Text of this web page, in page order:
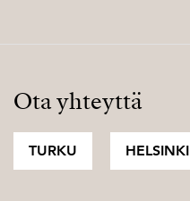
Ota yhteyttä
TURKU HELSINKI